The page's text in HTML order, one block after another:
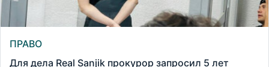
ПРАВО
Для дела Real Sanjik прокурор запросил 5 лет